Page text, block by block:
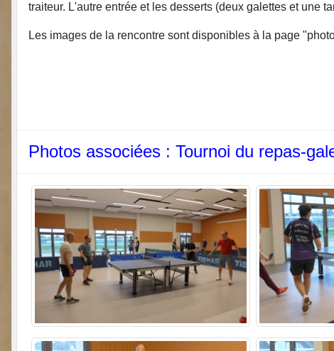
traiteur. L'autre entrée et les desserts (deux galettes et une
Les images de la rencontre sont disponibles à la page
Photos associées : Tournoi du repas-